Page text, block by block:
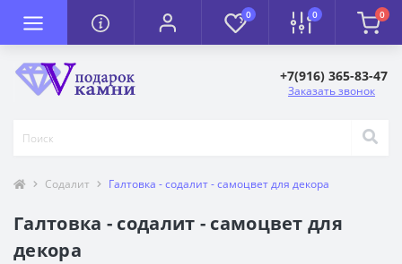
0 0 0
+7(916) 365-83-47
Заказать звонок
Содалит Галтовка - содалит - самоцвет для декора
Галтовка - содалит - самоцвет для
декора